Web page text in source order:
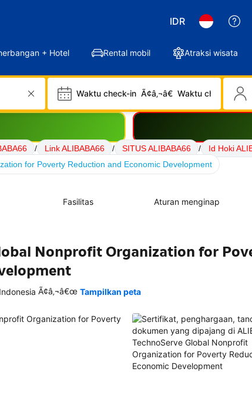
IDR
+ Hotel Rental mobil Atraksi wisata
Waktu check-in Ã¢â‚¬â€ Waktu check-out
/ Link ALIBABA66 / SITUS ALIBABA66 / Id Hoki
for Poverty Reduction and Economic Development
Fasilitas Aturan menginap
Nonprofit Organization for
Ã¢â‚¬â€œ Tampilkan peta